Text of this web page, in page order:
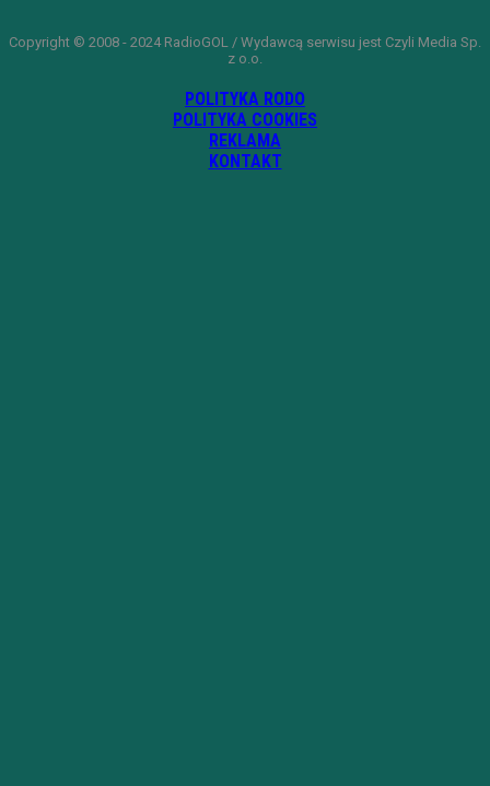
Copyright © 2008 - 2024 RadioGOL / Wydawcą serwisu jest Czyli Media Sp.
z o.o.
POLITYKA RODO
POLITYKA COOKIES
REKLAMA
KONTAKT